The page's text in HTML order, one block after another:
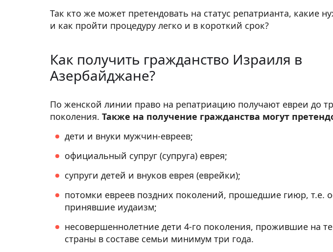
Так кто же может претендовать на статус репатрианта, какие
и как пройти процедуру легко и в короткий срок?
Как получить гражданство Израиля в
Азербайджане?
По женской линии право на репатриацию получают евреи до
поколения. Также на получение гражданства могут
дети и внуки мужчин-евреев;
официальный супруг (супруга) еврея;
супруги детей и внуков еврея (еврейки);
потомки евреев поздних поколений, прошедшие гиюр, т.е.
принявшие иудаизм;
несовершеннолетние дети 4-го поколения, прожившие на
страны в составе семьи минимум три года.